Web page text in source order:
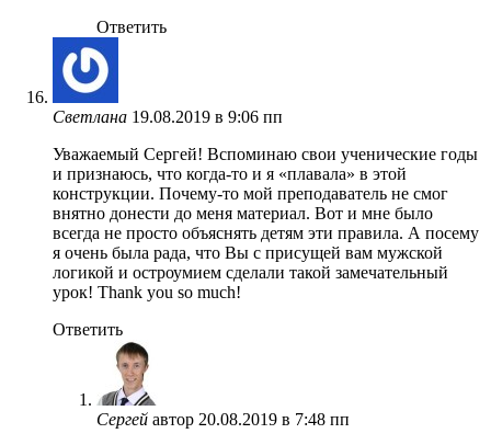
Ответить
Светлана 19.08.2019 в 9:06 пп
Уважаемый Сергей! Вспоминаю свои ученические годы
и признаюсь, что когда-то и я «плавала» в этой
конструкции. Почему-то мой преподаватель не смог
внятно донести до меня материал. Вот и мне было
всегда не просто объяснять детям эти правила. А посему
я очень была рада, что Вы с присущей вам мужской
логикой и остроумием сделали такой замечательный
урок! Thank you so much!
Ответить
Сергей автор 20.08.2019 в 7:48 пп